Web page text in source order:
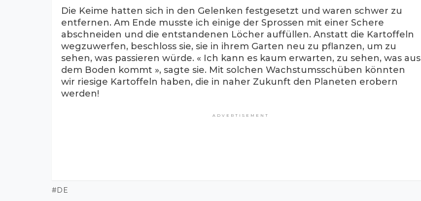
Die Keime hatten sich in den Gelenken festgesetzt und waren schwer zu
entfernen. Am Ende musste ich einige der Sprossen mit einer Schere
abschneiden und die entstandenen Löcher auffüllen. Anstatt die Kartoffeln
wegzuwerfen, beschloss sie, sie in ihrem Garten neu zu pflanzen, um zu
sehen, was passieren würde. « Ich kann es kaum erwarten, zu sehen, was aus
dem Boden kommt », sagte sie. Mit solchen Wachstumsschüben könnten
wir riesige Kartoffeln haben, die in naher Zukunft den Planeten erobern
werden!
ADVERTISEMENT
DE